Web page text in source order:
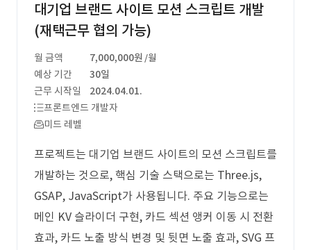
대기업 브랜드 사이트 모션 스크립트 개발
(재택근무 협의 가능)
월 금액 7,000,000원 /월
예상 기간
30일
근무 시작일
2024.04.01.
프론트엔드 개발자
미드 레벨
프로젝트는 대기업 브랜드 사이트의 모션 스크립트를
개발하는 것으로, 핵심 기술 스택으로는 Three.js,
GSAP, JavaScript가 사용됩니다. 주요 기능으로는
메인 KV 슬라이더 구현, 카드 섹션 앵커 이동 시 전환
효과, 카드 노출 방식 변경 및 뒷면 노출 효과, SVG 프